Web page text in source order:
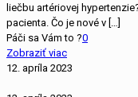
liečbu artériovej
pacienta. Čo je nové v […]
Páči sa Vám to ?0
Zobraziť viac
12. apríla 2023